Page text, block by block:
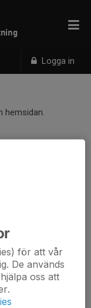
Logga in
hemsidan.
för att vår
De används
oss att